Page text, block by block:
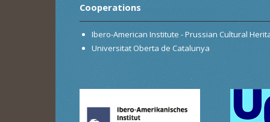
Cooperations
Ibero-American Institute - Prussian Cultural
Universitat Oberta de Catalunya